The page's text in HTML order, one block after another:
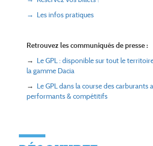
→ Les infos pratiques
Retrouvez les communiqués de presse :
→ Le GPL : disponible sur tout le
la gamme Dacia
→ Le GPL dans la course des carburants
performants & compétitifs